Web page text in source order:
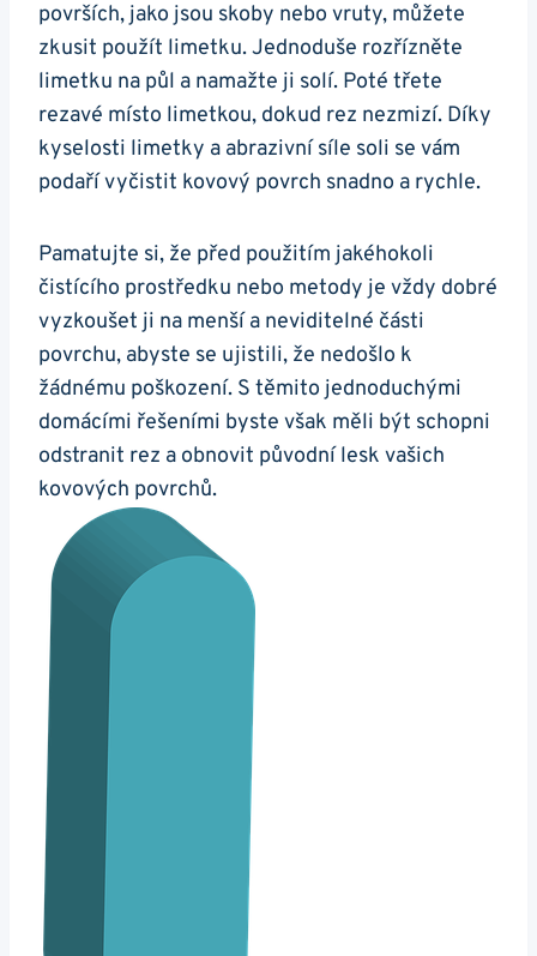
površích, jako jsou skoby nebo vruty, můžete
zkusit použít limetku. Jednoduše rozřízněte
limetku na půl a namažte ji solí. Poté třete
rezavé místo limetkou, dokud rez nezmizí. Díky
kyselosti limetky a abrazivní síle soli se vám
podaří vyčistit kovový povrch snadno a rychle.
Pamatujte si, že před použitím jakéhokoli
čistícího prostředku nebo metody je vždy dobré
vyzkoušet ji na menší a neviditelné části
povrchu, abyste se ujistili, že nedošlo k
žádnému poškození. S těmito jednoduchými
domácími řešeními byste však měli být schopni
odstranit rez a obnovit původní lesk vašich
kovových povrchů.